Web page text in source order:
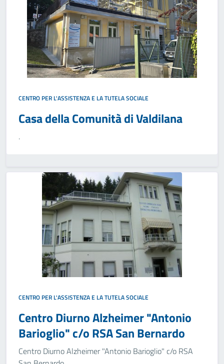
CENTRO PER L'ASSISTENZA E LA TUTELA SOCIALE
Casa della Comunità di Valdilana
.
CENTRO PER L'ASSISTENZA E LA TUTELA SOCIALE
Centro Diurno Alzheimer "Antonio
Barioglio" c/o RSA San Bernardo
Centro Diurno Alzheimer "Antonio Barioglio" c/o RSA